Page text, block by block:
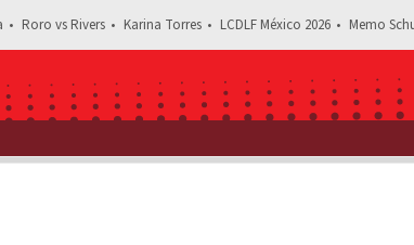
Roro vs Rivers Karina Torres LCDLF México 2026 Memo
Estás leyendo: “Se nota que es